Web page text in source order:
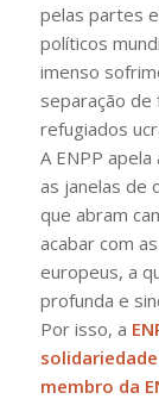
pelas partes
políticos
imenso
separação de
refugiados
A ENPP
as janelas de
que abram
acabar com
europeus, a
profunda e
Por isso, a
membro da